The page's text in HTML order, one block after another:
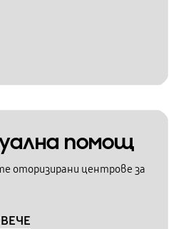
помощ
оторизирани центрове за